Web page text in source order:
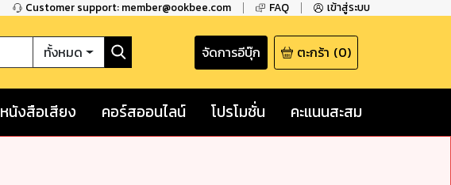
Customer support: member@ookbee.com FAQ เข้าสู่ระบบ
ทั้งหมด จัดการอีบุ๊ก ตะกร้า (0)
หนังสือเสียง คอร์สออนไลน์ โปรโมชั่น คะแนนสะสม